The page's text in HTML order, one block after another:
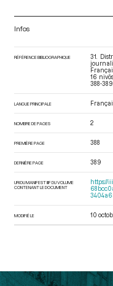
Infos
RÉFÉRENCE BIBLIOGRAPHIQUE
31.
16
388-389.
LANGUE PRINCIPALE
NOMBRE DE PAGES 2
PREMIÈRE PAGE 388
DERNIÈRE PAGE 389
URI DU MANIFEST IIIF DU VOLUME
CONTENANT LE DOCUMENT
https://
MODIFIÉ LE 10